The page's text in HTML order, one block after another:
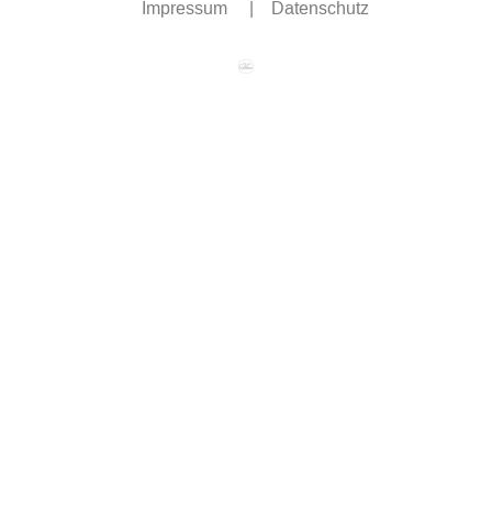
Impressum | Datenschutz